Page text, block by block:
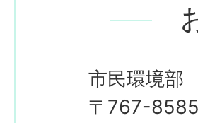
市民環境部
〒767-8585